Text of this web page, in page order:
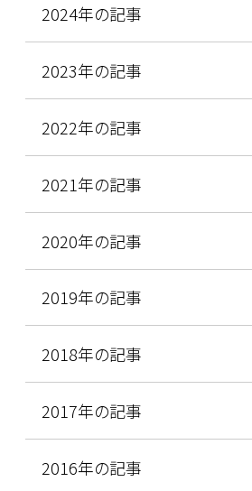
2024年の記事
2023年の記事
2022年の記事
2021年の記事
2020年の記事
2019年の記事
2018年の記事
2017年の記事
2016年の記事